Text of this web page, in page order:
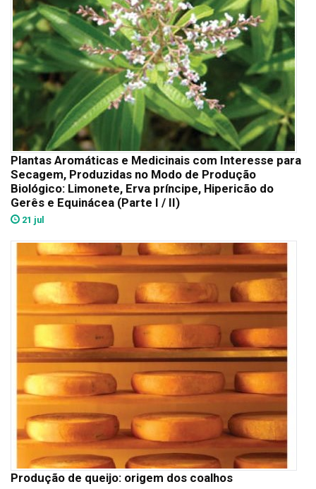
Plantas Aromáticas e Medicinais com Interesse para
Secagem, Produzidas no Modo de Produção
Biológico: Limonete, Erva príncipe, Hipericão do
Gerês e Equinácea (Parte I / II)
21 jul
Produção de queijo: origem dos coalhos